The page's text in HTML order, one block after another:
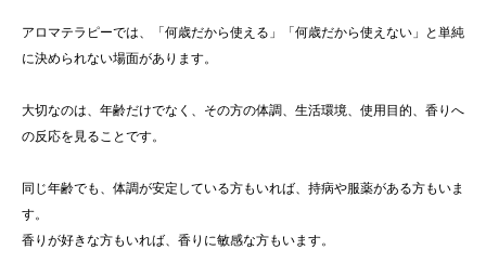
アロマテラピーでは、「何歳だから使える」「何歳だから使えない」と単純
に決められない場面があります。
大切なのは、年齢だけでなく、その方の体調、生活環境、使用目的、香りへ
の反応を見ることです。
同じ年齢でも、体調が安定している方もいれば、持病や服薬がある方もいま
す。
香りが好きな方もいれば、香りに敏感な方もいます。